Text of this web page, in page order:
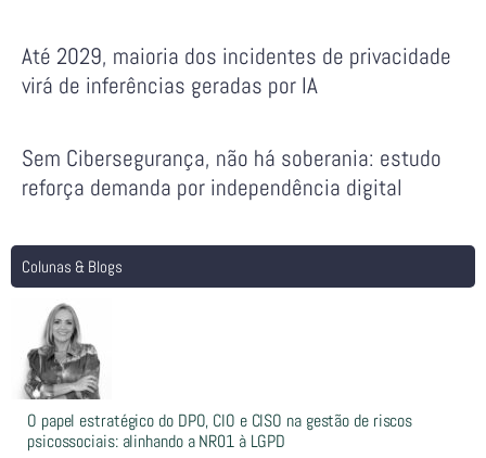
Até 2029, maioria dos incidentes de privacidade
virá de inferências geradas por IA
Sem Cibersegurança, não há soberania: estudo
reforça demanda por independência digital
Colunas & Blogs
O papel estratégico do DPO, CIO e CISO na gestão de riscos
psicossociais: alinhando a NR01 à LGPD